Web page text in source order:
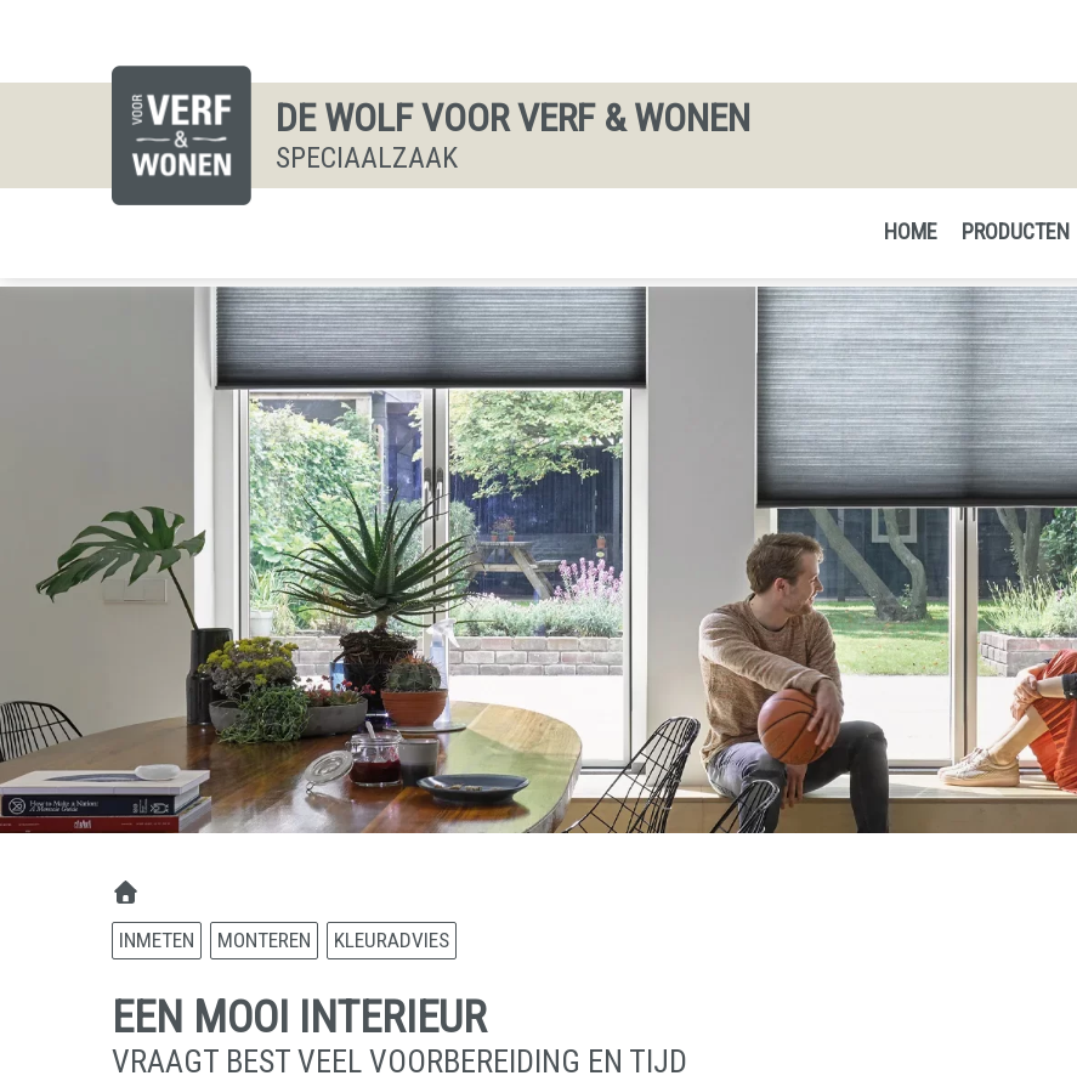
DE WOLF VOOR VERF & WONEN
SPECIAALZAAK
HOME PRODUCTEN
INMETEN MONTEREN KLEURADVIES
EEN MOOI INTERIEUR
VRAAGT BEST VEEL VOORBEREIDING EN TIJD